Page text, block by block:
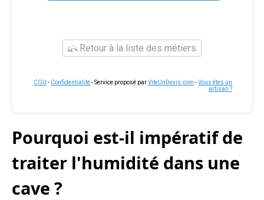
Retour à la liste des métiers
CGU - Confidentialité- Service proposé parViteUnDevis.com -Vous êtes un
artisan ?
Pourquoi est-il impératif de
traiter l'humidité dans une
cave ?